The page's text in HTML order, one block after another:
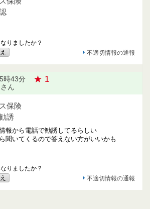
りましたか？
不適切情報の通報
時43分 ★ 1
ん
保険
誘
報から電話で勧誘してるらしい
聞いてくるので答えない方がいいかも
りましたか？
不適切情報の通報